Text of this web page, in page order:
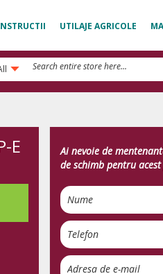
UTILAJE AGRICOLE
E
Ai nevoie de
de schimb pentru